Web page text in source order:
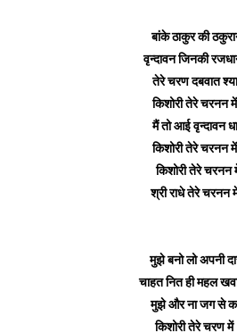
बांके ठाकुर की
वृन्दावन जिनकी
तेरे चरण दबवात
किशोरी तेरे चरनन
मैं तो आई वृन्दावन
किशोरी तेरे चरनन
किशोरी तेरे चरनन
श्री राधे तेरे चरनन
मुझे बनो लो अपनी
चाहत नित ही महल
मुझे और ना जग से
किशोरी तेरे चरण में